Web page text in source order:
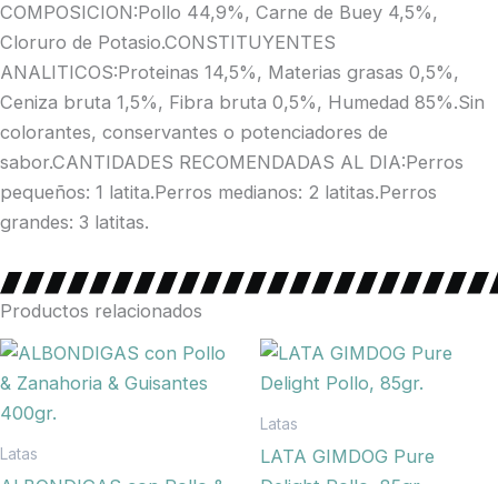
COMPOSICION:Pollo 44,9%, Carne de Buey 4,5%,
Cloruro de Potasio.CONSTITUYENTES
ANALITICOS:Proteinas 14,5%, Materias grasas 0,5%,
Ceniza bruta 1,5%, Fibra bruta 0,5%, Humedad 85%.Sin
colorantes, conservantes o potenciadores de
sabor.CANTIDADES RECOMENDADAS AL DIA:Perros
pequeños: 1 latita.Perros medianos: 2 latitas.Perros
grandes: 3 latitas.
Productos relacionados
Latas
Latas
LATA GIMDOG Pure